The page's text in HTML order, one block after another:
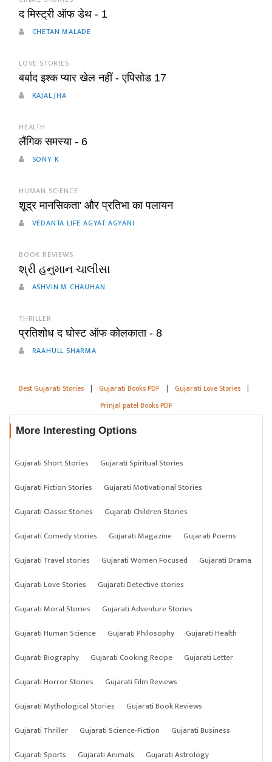
द मिस्ट्री ऑफ डेथ - 1
CHETAN MALADE
LOVE STORIES
बर्बाद इश्क प्यार खेल नहीं - एपिसोड 17
KAJAL JHA
HEALTH
लैंगिक समस्या - 6
SONY K
HUMAN SCIENCE
शूद्र मानसिकता' और प्रतिभा का पलायन
VEDANTA LIFE AGYAT AGYANI
BOOK REVIEWS
શ્રી હનુમાન ચાલીસા
ASHVIN M CHAUHAN
THRILLER
प्रतिशोध द घोस्ट ऑफ कोलकाता - 8
RAAHULL SHARMA
Best Gujarati Stories | Gujarati Books PDF | Gujarati Love Stories |
Prinjal patel Books PDF
More Interesting Options
Gujarati Short Stories
Gujarati Spiritual Stories
Gujarati Fiction Stories
Gujarati Motivational Stories
Gujarati Classic Stories
Gujarati Children Stories
Gujarati Comedy stories
Gujarati Magazine
Gujarati Poems
Gujarati Travel stories
Gujarati Women Focused
Gujarati Drama
Gujarati Love Stories
Gujarati Detective stories
Gujarati Moral Stories
Gujarati Adventure Stories
Gujarati Human Science
Gujarati Philosophy
Gujarati Health
Gujarati Biography
Gujarati Cooking Recipe
Gujarati Letter
Gujarati Horror Stories
Gujarati Film Reviews
Gujarati Mythological Stories
Gujarati Book Reviews
Gujarati Thriller
Gujarati Science-Fiction
Gujarati Business
Gujarati Sports
Gujarati Animals
Gujarati Astrology